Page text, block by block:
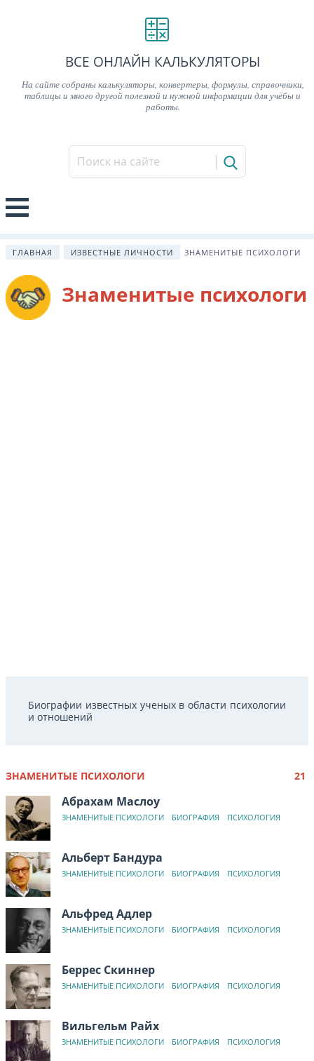
ВСЕ ОНЛАЙН КАЛЬКУЛЯТОРЫ
На сайте собраны калькуляторы, конвертеры, формулы, справочники,
таблицы и много другой полезной и нужной информации для учёбы и
работы.
ГЛАВНАЯ ИЗВЕСТНЫЕ ЛИЧНОСТИ ЗНАМЕНИТЫЕ ПСИХОЛОГИ
Знаменитые психологи
Биографии известных ученых в области психологии
и отношений
ЗНАМЕНИТЫЕ ПСИХОЛОГИ 21
Абрахам Маслоу
ЗНАМЕНИТЫЕ ПСИХОЛОГИ БИОГРАФИЯ ПСИХОЛОГИЯ
Альберт Бандура
ЗНАМЕНИТЫЕ ПСИХОЛОГИ БИОГРАФИЯ ПСИХОЛОГИЯ
Альфред Адлер
ЗНАМЕНИТЫЕ ПСИХОЛОГИ БИОГРАФИЯ ПСИХОЛОГИЯ
Беррес Скиннер
ЗНАМЕНИТЫЕ ПСИХОЛОГИ БИОГРАФИЯ ПСИХОЛОГИЯ
Вильгельм Райх
ЗНАМЕНИТЫЕ ПСИХОЛОГИ БИОГРАФИЯ ПСИХОЛОГИЯ